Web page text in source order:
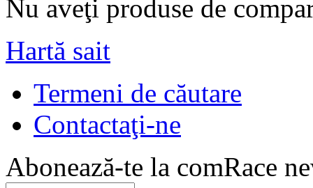
Nu aveţi produse de
Hartă sait
Termeni de căutare
Contactaţi-ne
Abonează-te la comRace